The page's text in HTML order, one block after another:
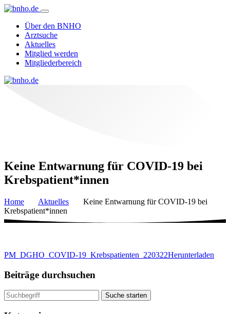
Über den BNHO
Arztsuche
Aktuelles
Mitglied werden
Mitgliederbereich
Keine Entwarnung für COVID-19 bei
Krebspatient*innen
Home Aktuelles
Keine Entwarnung für COVID-19 bei
Krebspatient*innen
PM_DGHO_COVID-19_Krebspatienten_220322Herunterladen
Beiträge durchsuchen
Suche starten